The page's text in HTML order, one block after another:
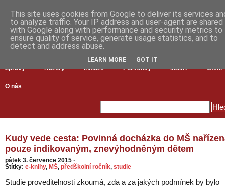
Zprávy Názory Inkluze Pozvánky MŠMT Čtení
O nás
Kudy vede cesta: Povinná docházka do MŠ
pouze indikovaným, znevýhodněným dětem
pátek 3. července 2015 ·
Štítky: e-knihy, MŠ, předškolní ročník, studie
Studie proveditelnosti zkoumá, zda a za jakých podmínek by bylo
This site uses cookies from Google to deliver its services
to analyze traffic. Your IP address and user-agent are shared
with Google along with performance and security metrics to
ensure quality of service, generate usage statistics, and to
detect and address abuse.
LEARN MORE GOT IT